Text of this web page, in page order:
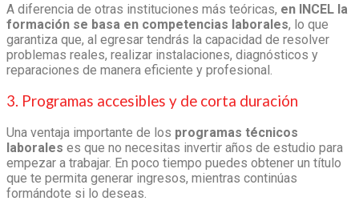
A diferencia de otras instituciones más teóricas, en INCEL la
formación se basa en competencias laborales, lo que
garantiza que, al egresar tendrás la capacidad de resolver
problemas reales, realizar instalaciones, diagnósticos y
reparaciones de manera eficiente y profesional.
3. Programas accesibles y de corta duración
Una ventaja importante de los programas técnicos
laborales es que no necesitas invertir años de estudio para
empezar a trabajar. En poco tiempo puedes obtener un título
que te permita generar ingresos, mientras continúas
formándote si lo deseas.